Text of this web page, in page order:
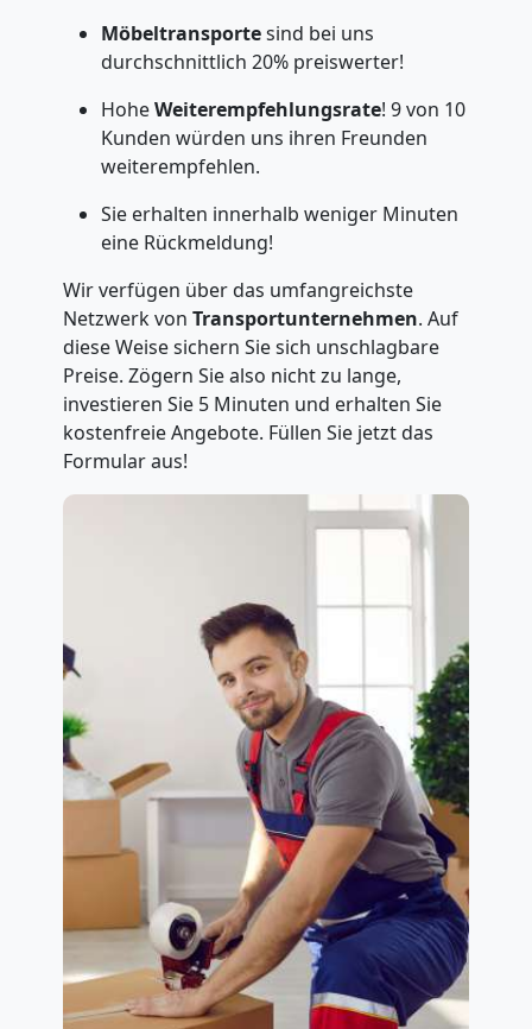
Möbeltransportesind bei uns
durchschnittlich 20% preiswerter!
HoheWeiterempfehlungsrate! 9 von 10
Kunden würden uns ihren Freunden
weiterempfehlen.
Sie erhalten innerhalb weniger Minuten
eine Rückmeldung!
Wir verfügen über das umfangreichste
Netzwerk von Transportunternehmen. Auf
diese Weise sichern Sie sich unschlagbare
Preise. Zögern Sie also nicht zu lange,
investieren Sie 5 Minuten und erhalten Sie
kostenfreie Angebote. Füllen Sie jetzt das
Formular aus!